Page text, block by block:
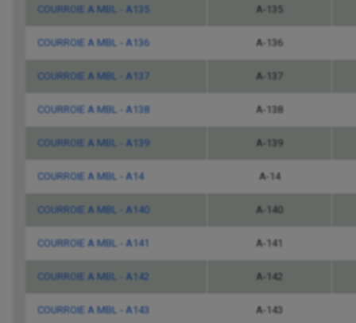
COURROIE A MBL - A135 A-135
COURROIE A MBL - A136 A-136
COURROIE A MBL - A137 A-137
COURROIE A MBL - A138 A-138
COURROIE A MBL - A139 A-139
COURROIE A MBL - A14 A-14
COURROIE A MBL - A140 A-140
COURROIE A MBL - A141 A-141
COURROIE A MBL - A142 A-142
COURROIE A MBL - A143 A-143